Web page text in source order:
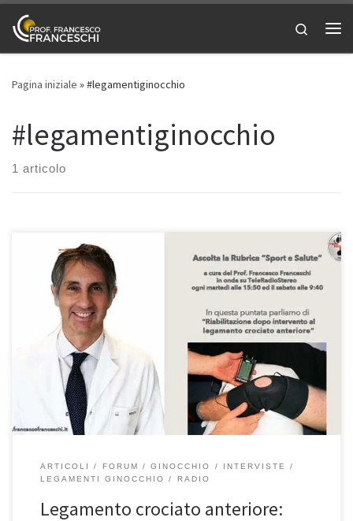
Passa al contenuto
Search
Pagina iniziale »#legamentiginocchio
#legamentiginocchio
1 articolo
Legamento crociato anteriore: riabilitazione post intervento – Prof.
Francesco Franceschi ortopedico ginocchio a Roma. Intervista del
18/12/2021 rubrica radiofonica “Sport e Salute”. In questa puntata
della mia rubrica “Sport e Salute” in onda su Teleradiostereo ogni
martedì alle 15:50 ed il sabato alle 9:40 abbiamo parlato della
riabilitazione dopo l’intervento […]
ARTICOLI FORUM GINOCCHIO
INTERVISTE
LEGAMENTI GINOCCHIO
RADIO
Legamento crociato anteriore: